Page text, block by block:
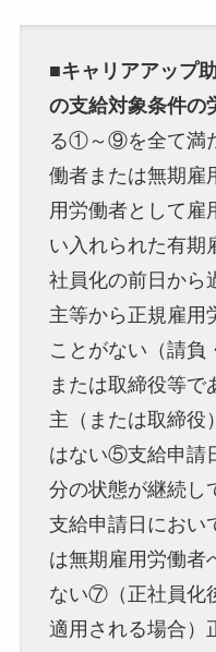
■キャリアアップ
の支給対象条件の
る①～⑨を全て満
働者または無期
用労働者として雇
い入れられた有
社員化の前日から
主等から正規雇用
ことがない（請負
または取締役等
主（または取締役
はない⑤支給申請
分の状態が継続
支給申請日におい
は無期雇用労働者
ない⑦（正社員化
適用される場合）